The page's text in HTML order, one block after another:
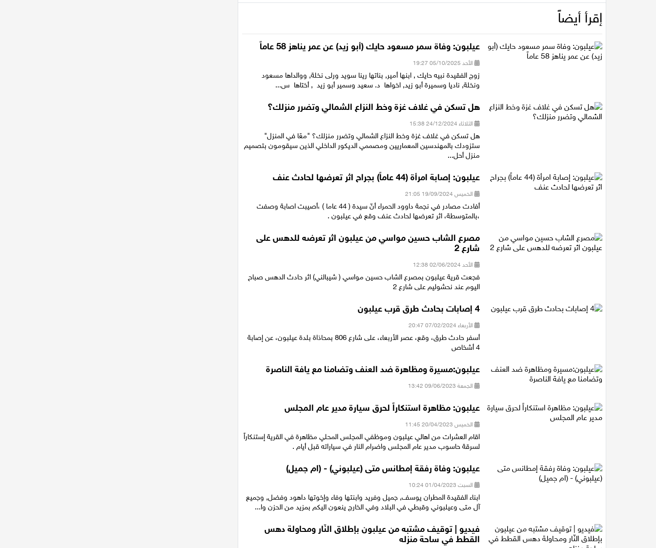
إقرأ أيضاً
عيلبون: وفاة سمر مسعود حايك (أبو زيد) عن عمر يناهز 58 عاماً
الأحد 05/10/2025 19:27
زوج الفقيدة نبيه حايك , ابنها أمير, بناتها رينا سويد ورلى نخلة, ووالداها مسعود
ونخلة, ناديا وسميرة أبو زيد, اخواها د. سعيد وسمير أبو زيد , أختاها س...
هل تسكن في غلاف غزة وخط النزاع الشمالي وتضرر منزلك؟
الثلاثاء 24/12/2024 15:38
هل تسكن في غلاف غزة وخط النزاع الشمالي وتضرر منزلك؟ "معًا في المنزل"
ستزودك بالمهندسين المعماريين ومصممي الديكور الداخلي الذين سيقومون بتصميم
منزل أحل...
عيلبون: إصابة امرأة (44 عاماً) بجراح اثر تعرضها لحادث عنف
الخميس 19/09/2024 21:05
أفادت مصادر في نجمة داوود الحمراء أنّ سيدة ( 44 عاما ) ،أصيبت اصابة وصفت
،بالمتوسطة، اثر تعرضها لحادث عنف وقع في عيلبون .
مصرع الشاب حسين مواسي من عيلبون اثر تعرضه للدهس على
شارع 2
الأحد 02/06/2024 12:38
فجعت قرية عيلبون بمصرع الشاب حسين مواسي ( شيبالني) اثر حادث الدهس صباح
اليوم عند نحشوليم على شارع 2
4 إصابات بحادث طرق قرب عيلبون
الأربعاء 07/02/2024 20:47
أسفر حادث طرق، وقع، عصر الأربعاء، على شارع 806 بمحاذاة بلدة عيلبون، عن إصابة
4 أشخاص
عيلبون:مسيرة ومظاهرة ضد العنف وتضامنا مع يافة الناصرة
الجمعة 09/06/2023 13:42
عيلبون: مظاهرة استنكاراً لحرق سيارة مدير عام المجلس
الخميس 20/04/2023 11:45
اقام العشرات من اهالي عيلبون وموظفي المجلس المحلي مظاهرة في القرية إستنكاراً
لسرقة حاسوب مدير عام المجلس واضرام النار في سياراته قبل أيام .
عيلبون: وفاة رفقة إمطانس متى (عيلبوني) - (ام جميل)
السبت 01/04/2023 10:24
ابناء الفقيدة المطران يوسف, جميل وفريد وابنتها وفاء وإخوتها داهود وفضل, وجميع
آل متى وعيلبوني وقبطي في البلاد وفي الخارج ينعون اليكم بمزيد من الحزن وا...
فيديو | توقيف مشتبه من عيلبون بإطلاق النّار ومحاولة دهس
القطط في ساحة منزله